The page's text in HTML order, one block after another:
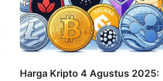
Harga Kripto 4 Agustus 2025: